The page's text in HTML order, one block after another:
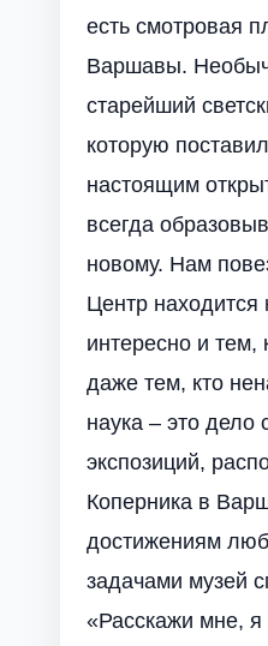
есть смотровая
Варшавы.
старейший
которую
настоящим
всегда
новому. Нам
Центр
интересно и тем,
даже тем, кто
наука – это дело
экспозиций,
Коперника в
достижениям
задачами музей
«Расскажи мне,